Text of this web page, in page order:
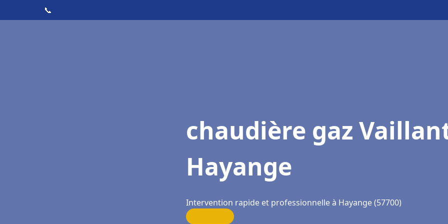
📞
chaudière gaz
Hayange
Intervention rapide et professionnelle à Hayange (57700)